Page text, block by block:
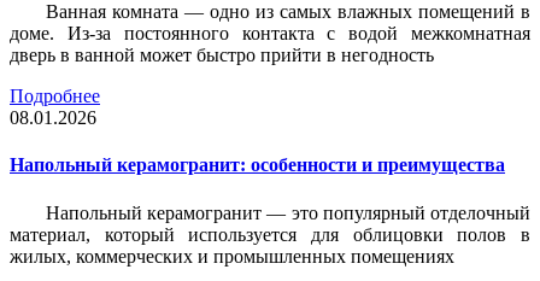
Ванная комната — одно из самых влажных помещений в
доме. Из-за постоянного контакта с водой межкомнатная
дверь в ванной может быстро прийти в негодность
Подробнее
08.01.2026
Напольный керамогранит: особенности и преимущества
Напольный керамогранит — это популярный отделочный
материал, который используется для облицовки полов в
жилых, коммерческих и промышленных помещениях